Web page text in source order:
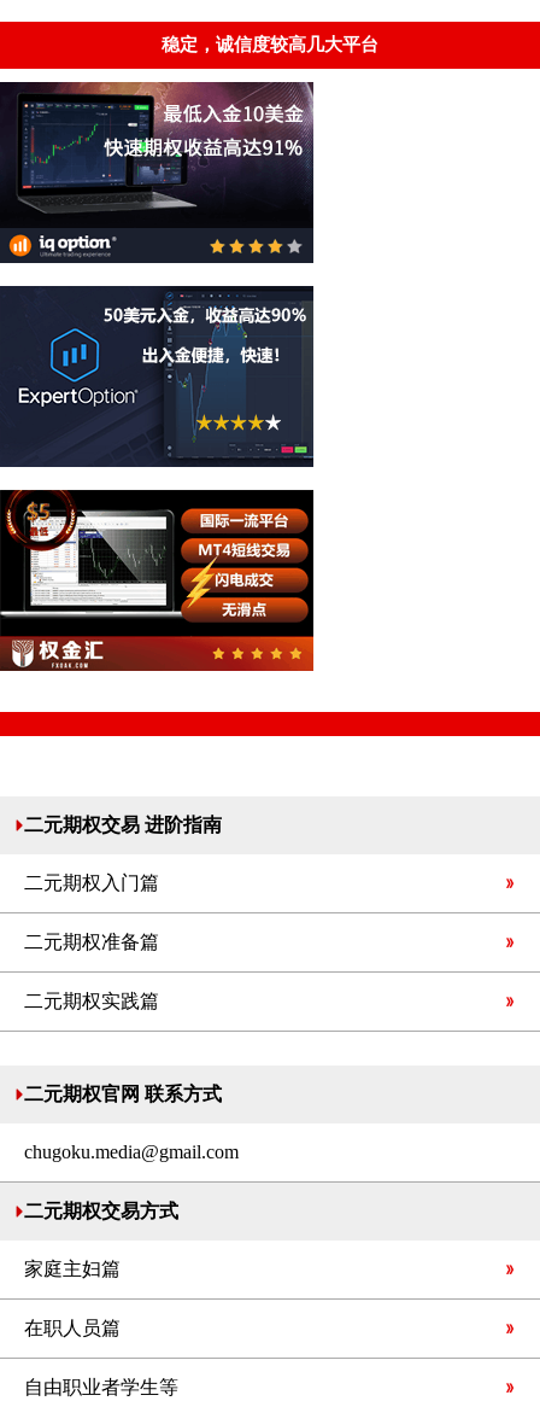
稳定，诚信度较高几大平台
二元期权交易 进阶指南
二元期权入门篇
二元期权准备篇
二元期权实践篇
二元期权官网 联系方式
chugoku.media@gmail.com
二元期权交易方式
家庭主妇篇
在职人员篇
自由职业者学生等